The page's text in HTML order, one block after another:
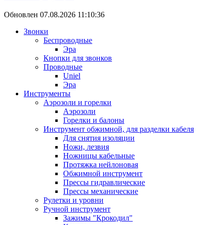
Обновлен 07.08.2026 11:10:36
Звонки
Беспроводные
Эра
Кнопки для звонков
Проводные
Uniel
Эра
Инструменты
Аэрозоли и горелки
Аэрозоли
Горелки и балоны
Инструмент обжимной, для разделки кабеля
Для снятия изоляции
Ножи, лезвия
Ножницы кабельные
Протяжка нейлоновая
Обжимной инструмент
Прессы гидравлические
Прессы механические
Рулетки и уровни
Ручной инструмент
Зажимы "Крокодил"